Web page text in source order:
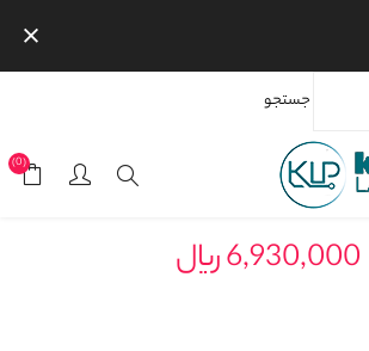
جستجو
(0)
فن لپتاپ اچ پی مدل15-AY C120
6,930,000 ریال